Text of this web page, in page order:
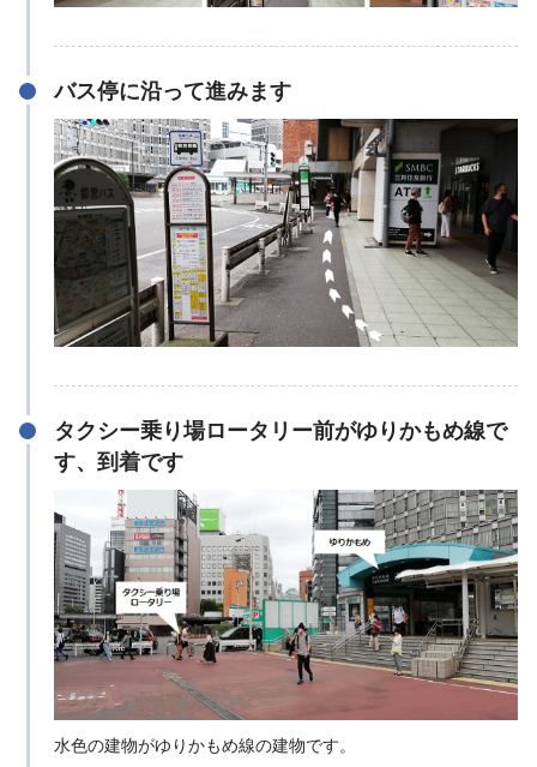
バス停に沿って進みます
タクシー乗り場ロータリー前がゆりかもめ線で
す、到着です
水色の建物がゆりかもめ線の建物です。